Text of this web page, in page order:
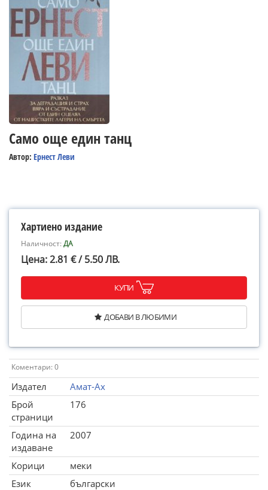
Само още един танц
Автор: Ернест Леви
Хартиено издание
Наличност:ДА
Цена: 2.81 € / 5.50 ЛВ.
КУПИ
ДОБАВИ В ЛЮБИМИ
Коментари: 0
Издател
Амат-Ах
Брой
страници
176
Година на
издаване
2007
Корици
меки
Език
български